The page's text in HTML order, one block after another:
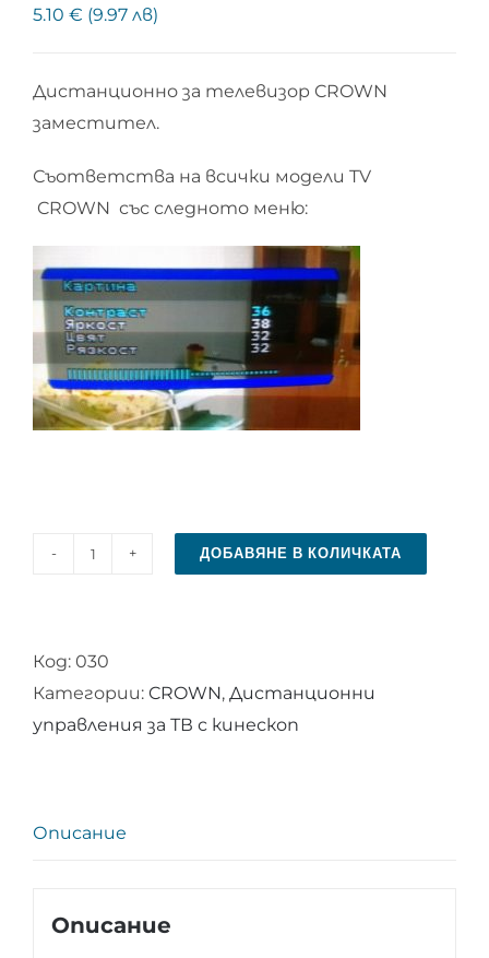
5.10 € (9.97 лв)
Дистанционно за телевизор CROWN
заместител.
Съответства на всички модели TV
CROWN със следното меню:
количество
за
телевизор
CROWN
ДОБАВЯНЕ В КОЛИЧКАТА
Код: 030
Категории: CROWN, Дистанционни
управления за ТВ с кинескоп
Описание
Описание